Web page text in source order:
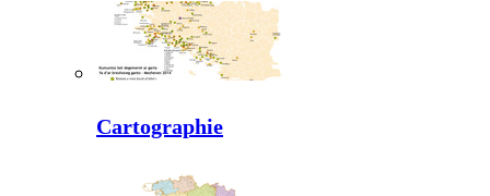
Cartographie